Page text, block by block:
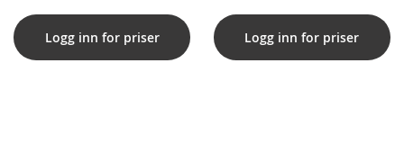
Logg inn for priser Logg inn for priser